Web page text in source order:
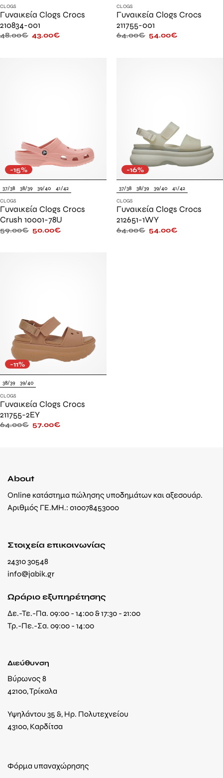
CLOGS
Γυναικεία Clogs Crocs
210834-001
48.00€ 43.00€
CLOGS
Γυναικεία Clogs Crocs
211755-001
64.00€ 54.00€
-15%
37/38 38/39 39/40 41/42
CLOGS
Γυναικεία Clogs Crocs
Crush 10001-78U
59.00€ 50.00€
-16%
37/38 38/39 39/40 41/42
CLOGS
Γυναικεία Clogs Crocs
212651-1WY
64.00€ 54.00€
-11%
38/39 39/40
CLOGS
Γυναικεία Clogs Crocs
211755-2EY
64.00€ 57.00€
About
Online κατάστημα πώλησης υποδημάτων και αξεσουάρ.
Αριθμός ΓΕ.ΜΗ.: 010078453000
Στοιχεία επικοινωνίας
24310 30548
info@jabik.gr
Ωράριο εξυπηρέτησης
Δε.-Τε.-Πα. 09:00 - 14:00 & 17:30 - 21:00
Τρ.-Πε.-Σα. 09:00 - 14:00
Διεύθυνση
Βύρωνος 8
42100, Τρίκαλα
Υψηλάντου 35 &, Ηρ. Πολυτεχνείου
43100, Καρδίτσα
Φόρμα υπαναχώρησης